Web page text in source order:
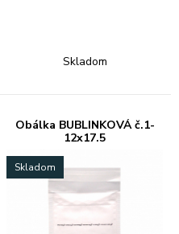
Skladom
Obálka BUBLINKOVÁ č.1-
12x17.5
Skladom